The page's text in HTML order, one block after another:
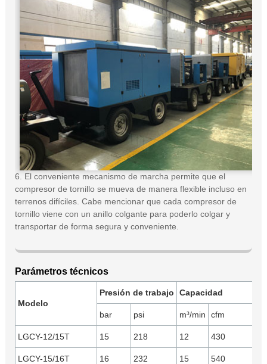
6. El conveniente mecanismo de marcha permite que el
compresor de tornillo se mueva de manera flexible incluso en
terrenos difíciles. Cabe mencionar que cada compresor de
tornillo viene con un anillo colgante para poderlo colgar y
transportar de forma segura y conveniente.
Parámetros técnicos
Modelo
Presión de trabajo Capacidad
bar psi m³/min cfm
LGCY-12/15T 15 218 12 430
LGCY-15/16T 16 232 15 540